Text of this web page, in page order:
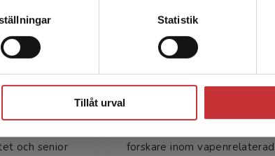
Statistik
Tillåt urval
och senior
forskare inom